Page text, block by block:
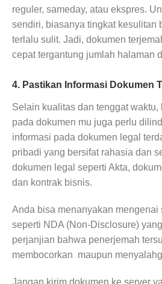
reguler, sameday, atau ekspres.
sendiri, biasanya tingkat kesulitan
terlalu sulit. Jadi, dokumen
cepat tergantung jumlah halaman
4. Pastikan Informasi Dokumen
Selain kualitas dan tenggat waktu,
pada dokumen mu juga perlu
informasi pada dokumen legal
pribadi yang bersifat rahasia dan
dokumen legal seperti Akta,
dan kontrak bisnis.
Anda bisa menanyakan mengenai
seperti NDA (Non-Disclosure)
perjanjian bahwa penerjemah
membocorkan maupun
Jangan kirim dokumen ke server